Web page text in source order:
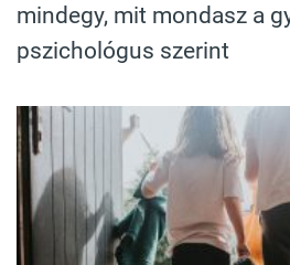
mindegy, mit mondasz a
pszichológus szerint